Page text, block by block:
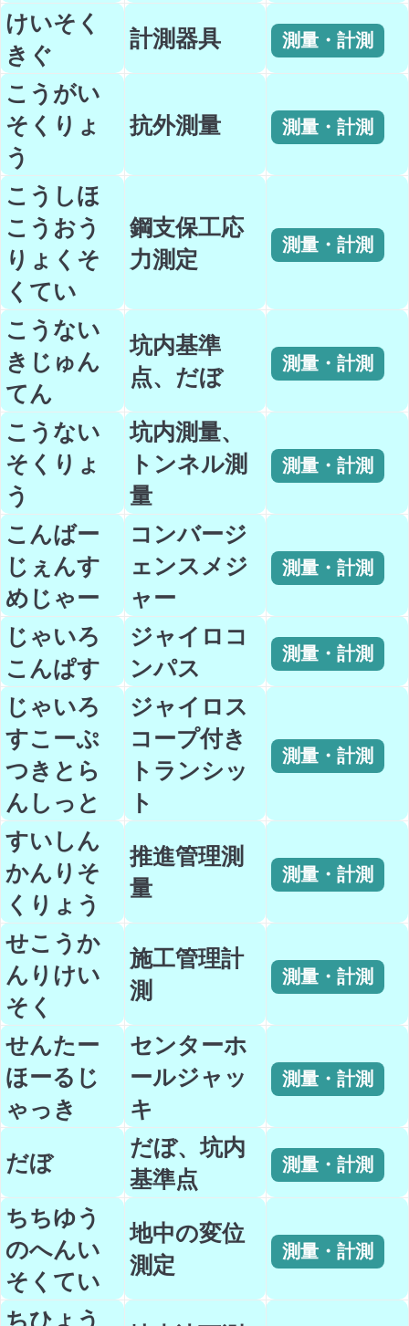
けいそく
きぐ
計測器具 測量・計測
こうがい
そくりょ
う
抗外測量 測量・計測
こうしほ
こうおう
りょくそ
くてい
鋼支保工応
力測定
測量・計測
こうない
きじゅん
てん
坑内基準
点、だぼ
測量・計測
こうない
そくりょ
う
坑内測量、
トンネル測
量
測量・計測
こんばー
じぇんす
めじゃー
コンバージ
ェンスメジ
ャー
測量・計測
じゃいろ
こんぱす
ジャイロコ
ンパス
測量・計測
じゃいろ
すこーぷ
つきとら
んしっと
ジャイロス
コープ付き
トランシッ
ト
測量・計測
すいしん
かんりそ
くりょう
推進管理測
量
測量・計測
せこうか
んりけい
そく
施工管理計
測
測量・計測
せんたー
ほーるじ
ゃっき
センターホ
ールジャッ
キ
測量・計測
だぼ
だぼ、坑内
基準点
測量・計測
ちちゆう
のへんい
そくてい
地中の変位
測定
測量・計測
ちひょう